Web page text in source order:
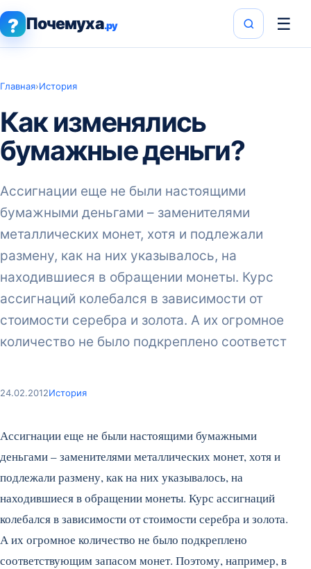
? Почемуха.ру ☰
Главная›История
Как изменялись
бумажные деньги?
Ассигнации еще не были настоящими
бумажными деньгами – заменителями
металлических монет, хотя и подлежали
размену, как на них указывалось, на
находившиеся в обращении монеты. Курс
ассигнаций колебался в зависимости от
стоимости серебра и золота. А их огромное
количество не было подкреплено соответст
24.02.2012История
Ассигнации еще не были настоящими бумажными
деньгами – заменителями металлических монет, хотя и
подлежали размену, как на них указывалось, на
находившиеся в обращении монеты. Курс ассигнаций
колебался в зависимости от стоимости серебра и золота.
А их огромное количество не было подкреплено
соответствующим запасом монет. Поэтому, например, в